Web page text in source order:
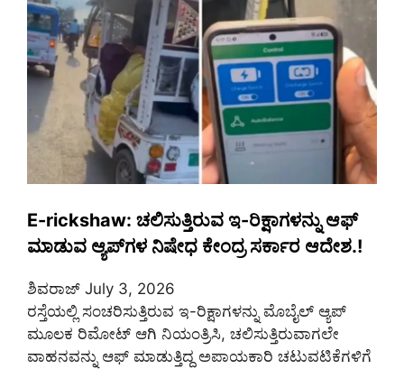
E-rickshaw: ಚಲಿಸುತ್ತಿರುವ ಇ-ರಿಕ್ಷಾಗಳನ್ನು ಆಫ್
ಮಾಡುವ ಆ್ಯಪ್‌ಗಳ ನಿಷೇಧ ಕೇಂದ್ರ ಸರ್ಕಾರ ಆದೇಶ.!
ಶಿವರಾಜ್ July 3, 2026
ರಸ್ತೆಯಲ್ಲಿ ಸಂಚರಿಸುತ್ತಿರುವ ಇ-ರಿಕ್ಷಾಗಳನ್ನು ಮೊಬೈಲ್ ಆ್ಯಪ್
ಮೂಲಕ ರಿಮೋಟ್ ಆಗಿ ನಿಯಂತ್ರಿಸಿ, ಚಲಿಸುತ್ತಿರುವಾಗಲೇ
ವಾಹನವನ್ನು ಆಫ್ ಮಾಡುತ್ತಿದ್ದ ಅಪಾಯಕಾರಿ ಚಟುವಟಿಕೆಗಳಿಗೆ